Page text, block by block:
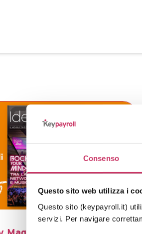
Consenso
Questo sito web utilizza i
Questo sito (keypayroll.it)
servizi. Per navigare